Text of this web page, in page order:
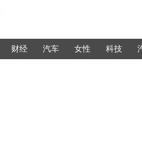
财经 汽车 女性 科技